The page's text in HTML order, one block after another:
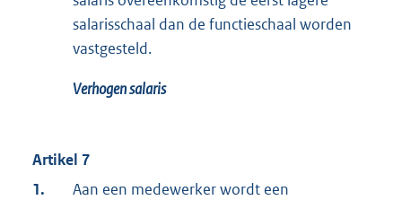
salarisschaal dan de functieschaal worden
vastgesteld.
Verhogen salaris
Artikel 7
1.
Aan een medewerker wordt een